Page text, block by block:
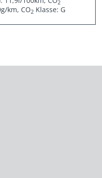
2
km, CO2 Klasse: G